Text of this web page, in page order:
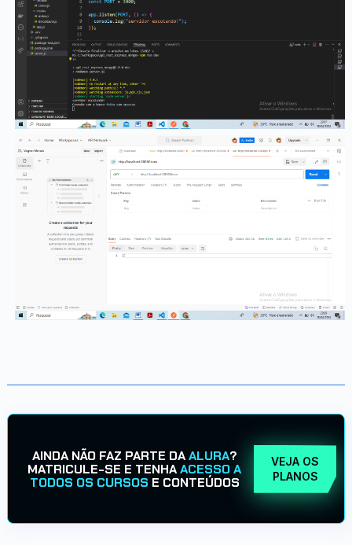
AINDA NÃO FAZ PARTE DAALURA?
MATRICULE-SE E TENHAACESSO A
TODOS OS CURSOS E CONTEÚDOS
VEJA OS
PLANOS